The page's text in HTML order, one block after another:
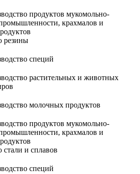
продуктов мукомольно-
крахмалов и
резины
специй
растительных и животных
молочных продуктов
продуктов мукомольно-
крахмалов и
стали и сплавов
специй